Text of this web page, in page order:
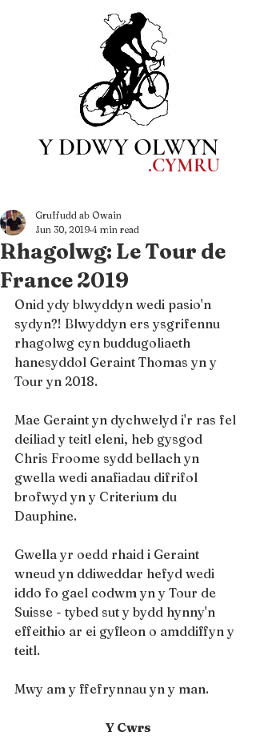
Y DDWY OLWYN
.CYMRU
Rhagolwg: Le Tour de
France 2019
Gruffudd ab Owain
Jun 30, 2019 4 min read
Onid ydy blwyddyn wedi pasio'n
sydyn?! Blwyddyn ers ysgrifennu
rhagolwg cyn buddugoliaeth
hanesyddol Geraint Thomas yn y
Tour yn 2018.
Mae Geraint yn dychwelyd i'r ras fel
deiliad y teitl eleni, heb gysgod
Chris Froome sydd bellach yn
gwella wedi anafiadau difrifol
brofwyd yn y Criterium du
Dauphine.
Gwella yr oedd rhaid i Geraint
wneud yn ddiweddar hefyd wedi
iddo fo gael codwm yn y Tour de
Suisse - tybed sut y bydd hynny'n
effeithio ar ei gyfleon o amddiffyn y
teitl.
Mwy am y ffefrynnau yn y man.
Y Cwrs